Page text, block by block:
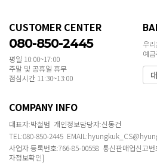
CUSTOMER CENTER
080-850-2445
평일 10:00~17:00
주말 및 공휴일 휴무
점심시간 11:30~13:00
우
예
COMPANY INFO
대표자:박철범 개인정보담당자:신동건
TEL:080-850-2445
사업자 등록번호:766-85-00558 통신판매업신고
자정보확인]